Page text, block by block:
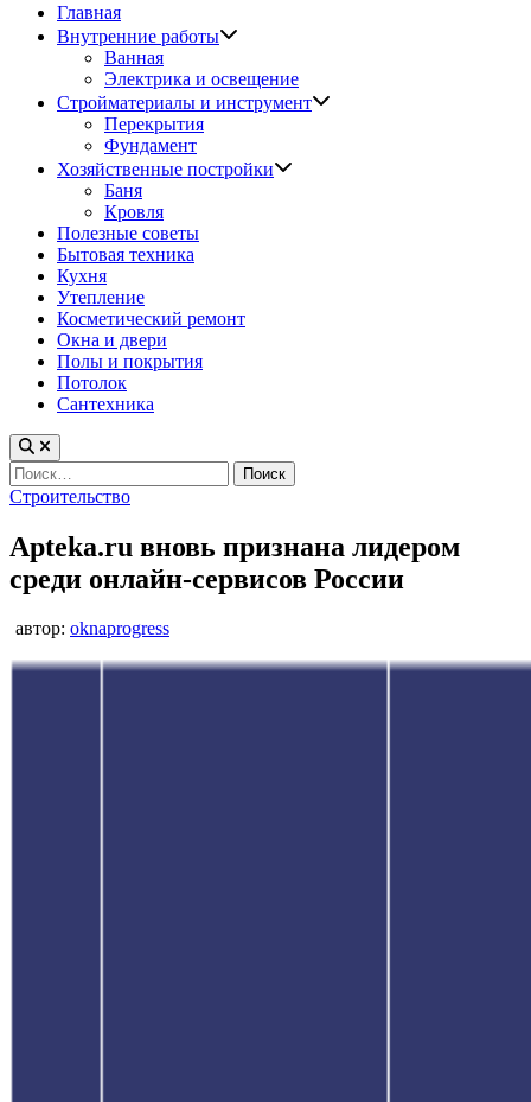
Главная
Внутренние работы
Ванная
Электрика и освещение
Стройматериалы и инструмент
Перекрытия
Фундамент
Хозяйственные постройки
Баня
Кровля
Полезные советы
Бытовая техника
Кухня
Утепление
Косметический ремонт
Окна и двери
Полы и покрытия
Потолок
Сантехника
Найти:
Опубликовано
Строительство
Apteka.ru вновь признана лидером
среди онлайн-сервисов России
автор: oknaprogress